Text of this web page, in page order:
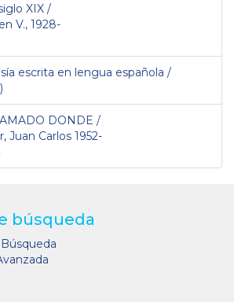
XIX /
V., 1928-
escrita en lengua española /
DONDE /
Juan Carlos 1952-
búsqueda